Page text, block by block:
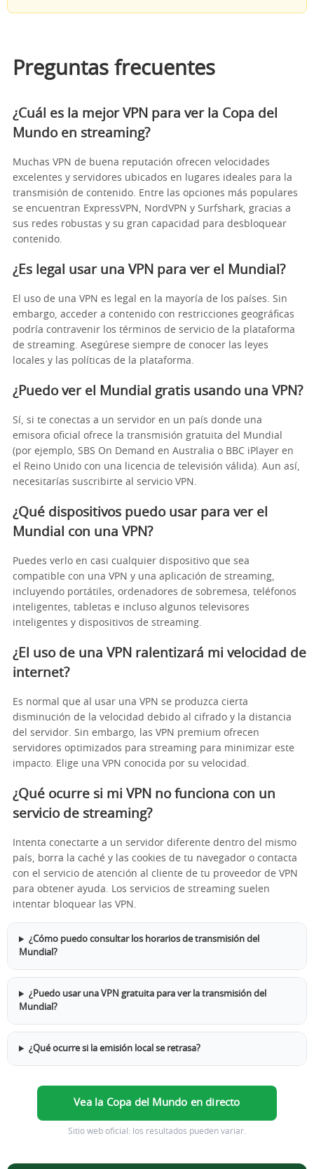
Preguntas frecuentes
¿Cuál es la mejor VPN para ver la Copa del
Mundo en streaming?
Muchas VPN de buena reputación ofrecen velocidades
excelentes y servidores ubicados en lugares ideales para la
transmisión de contenido. Entre las opciones más populares
se encuentran ExpressVPN, NordVPN y Surfshark, gracias a
sus redes robustas y su gran capacidad para desbloquear
contenido.
¿Es legal usar una VPN para ver el Mundial?
El uso de una VPN es legal en la mayoría de los países. Sin
embargo, acceder a contenido con restricciones geográficas
podría contravenir los términos de servicio de la plataforma
de streaming. Asegúrese siempre de conocer las leyes
locales y las políticas de la plataforma.
¿Puedo ver el Mundial gratis usando una VPN?
Sí, si te conectas a un servidor en un país donde una
emisora oficial ofrece la transmisión gratuita del Mundial
(por ejemplo, SBS On Demand en Australia o BBC iPlayer en
el Reino Unido con una licencia de televisión válida). Aun así,
necesitarías suscribirte al servicio VPN.
¿Qué dispositivos puedo usar para ver el
Mundial con una VPN?
Puedes verlo en casi cualquier dispositivo que sea
compatible con una VPN y una aplicación de streaming,
incluyendo portátiles, ordenadores de sobremesa, teléfonos
inteligentes, tabletas e incluso algunos televisores
inteligentes y dispositivos de streaming.
¿El uso de una VPN ralentizará mi velocidad de
internet?
Es normal que al usar una VPN se produzca cierta
disminución de la velocidad debido al cifrado y la distancia
del servidor. Sin embargo, las VPN premium ofrecen
servidores optimizados para streaming para minimizar este
impacto. Elige una VPN conocida por su velocidad.
¿Qué ocurre si mi VPN no funciona con un
servicio de streaming?
Intenta conectarte a un servidor diferente dentro del mismo
país, borra la caché y las cookies de tu navegador o contacta
con el servicio de atención al cliente de tu proveedor de VPN
para obtener ayuda. Los servicios de streaming suelen
intentar bloquear las VPN.
¿Cómo puedo consultar los horarios de transmisión del
Mundial?
¿Puedo usar una VPN gratuita para ver la transmisión del
Mundial?
¿Qué ocurre si la emisión local se retrasa?
Vea la Copa del Mundo en directo
Sitio web oficial: los resultados pueden variar.